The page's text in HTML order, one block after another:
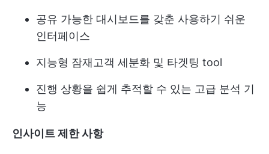
공유 가능한 대시보드를 갖춘 사용하기 쉬운
인터페이스
지능형 잠재고객 세분화 및 타겟팅 tool
진행 상황을 쉽게 추적할 수 있는 고급 분석 기
능
인사이트 제한 사항